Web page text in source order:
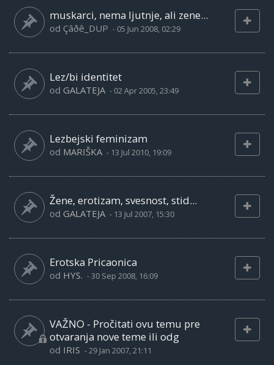
muskarci, nema ljutnje, ali zene...
od Çâðê_DUP - 05 Jun 2008, 02:29
Lez/bi identitet
od GALATEJA - 02 Apr 2005, 23:49
Lezbejski feminizam
od MARIŠKA - 13 Jul 2010, 19:09
Žene, erotizam, svesnost, stid...
od GALATEJA - 13 Jul 2007, 15:30
Erotska Pricaonica
od HYS. -30 Sep 2008, 16:09
VAŽNO - Pročitati ovu temu pre
otvaranja nove teme ili odg
od IRIS -29 Jan 2007, 21:11